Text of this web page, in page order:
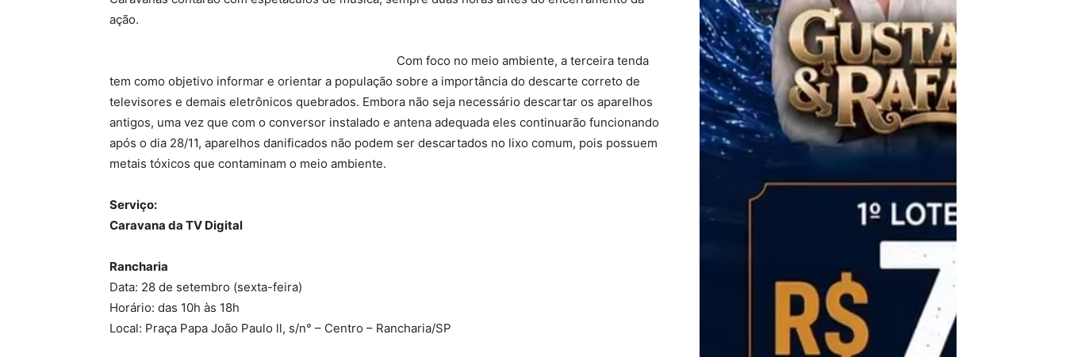
ação.
Com foco no meio ambiente, a terceira tenda
tem como objetivo informar e orientar a população sobre a importância do descarte correto de
televisores e demais eletrônicos quebrados. Embora não seja necessário descartar os aparelhos
antigos, uma vez que com o conversor instalado e antena adequada eles continuarão funcionando
após o dia 28/11, aparelhos danificados não podem ser descartados no lixo comum, pois possuem
metais tóxicos que contaminam o meio ambiente.
Serviço:
Caravana da TV Digital
Rancharia
Data: 28 de setembro (sexta-feira)
Horário: das 10h às 18h
Local: Praça Papa João Paulo ll, s/n° – Centro – Rancharia/SP